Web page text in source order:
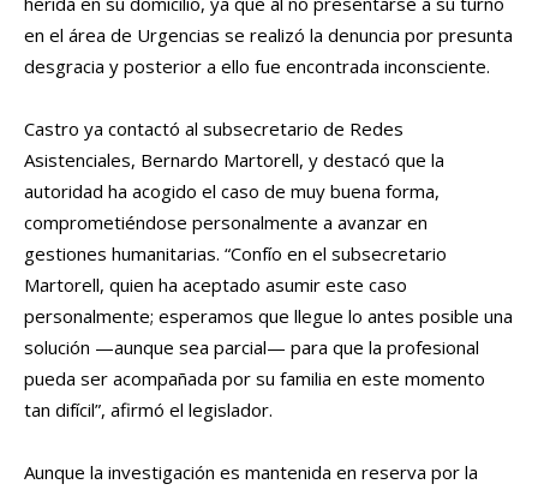
en el área de Urgencias se realizó la denuncia por presunta
desgracia y posterior a ello fue encontrada inconsciente.
Castro ya contactó al subsecretario de Redes
Asistenciales, Bernardo Martorell, y destacó que la
autoridad ha acogido el caso de muy buena forma,
comprometiéndose personalmente a avanzar en
gestiones humanitarias. “Confío en el subsecretario
Martorell, quien ha aceptado asumir este caso
personalmente; esperamos que llegue lo antes posible una
solución —aunque sea parcial— para que la profesional
pueda ser acompañada por su familia en este momento
tan difícil”, afirmó el legislador.
Aunque la investigación es mantenida en reserva por la